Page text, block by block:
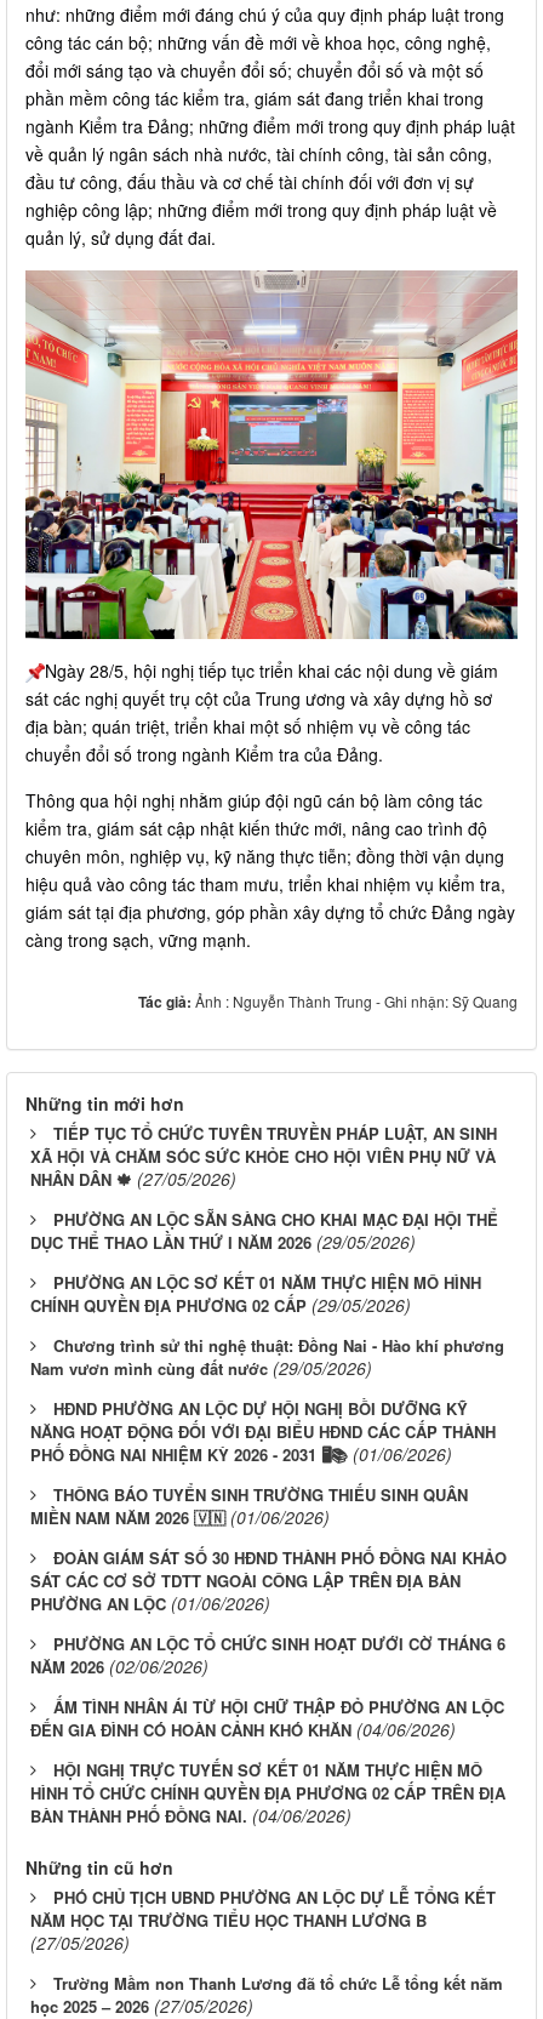
như: những điểm mới đáng chú ý của quy định pháp luật trong
công tác cán bộ; những vấn đề mới về khoa học, công nghệ,
đổi mới sáng tạo và chuyển đổi số; chuyển đổi số và một số
phần mềm công tác kiểm tra, giám sát đang triển khai trong
ngành Kiểm tra Đảng; những điểm mới trong quy định pháp luật
về quản lý ngân sách nhà nước, tài chính công, tài sản công,
đầu tư công, đấu thầu và cơ chế tài chính đối với đơn vị sự
nghiệp công lập; những điểm mới trong quy định pháp luật về
quản lý, sử dụng đất đai.
Ngày 28/5, hội nghị tiếp tục triển khai các nội dung về giám
sát các nghị quyết trụ cột của Trung ương và xây dựng hồ sơ
địa bàn; quán triệt, triển khai một số nhiệm vụ về công tác
chuyển đổi số trong ngành Kiểm tra của Đảng.
Thông qua hội nghị nhằm giúp đội ngũ cán bộ làm công tác
kiểm tra, giám sát cập nhật kiến thức mới, nâng cao trình độ
chuyên môn, nghiệp vụ, kỹ năng thực tiễn; đồng thời vận dụng
hiệu quả vào công tác tham mưu, triển khai nhiệm vụ kiểm tra,
giám sát tại địa phương, góp phần xây dựng tổ chức Đảng ngày
càng trong sạch, vững mạnh.
Tác giả: Ảnh : Nguyễn Thành Trung - Ghi nhận: Sỹ Quang
Những tin mới hơn
TIẾP TỤC TỔ CHỨC TUYÊN TRUYỀN PHÁP LUẬT, AN SINH
XÃ HỘI VÀ CHĂM SÓC SỨC KHỎE CHO HỘI VIÊN PHỤ NỮ VÀ
NHÂN DÂN 🍁 (27/05/2026)
PHƯỜNG AN LỘC SẴN SÀNG CHO KHAI MẠC ĐẠI HỘI THỂ
DỤC THỂ THAO LẦN THỨ I NĂM 2026 (29/05/2026)
PHƯỜNG AN LỘC SƠ KẾT 01 NĂM THỰC HIỆN MÔ HÌNH
CHÍNH QUYỀN ĐỊA PHƯƠNG 02 CẤP (29/05/2026)
Chương trình sử thi nghệ thuật: Đồng Nai - Hào khí phương
Nam vươn mình cùng đất nước (29/05/2026)
HĐND PHƯỜNG AN LỘC DỰ HỘI NGHỊ BỒI DƯỠNG KỸ
NĂNG HOẠT ĐỘNG ĐỐI VỚI ĐẠI BIỂU HĐND CÁC CẤP THÀNH
PHỐ ĐỒNG NAI NHIỆM KỲ 2026 - 2031 🖥️📚 (01/06/2026)
THÔNG BÁO TUYỂN SINH TRƯỜNG THIẾU SINH QUÂN
MIỀN NAM NĂM 2026 🇻🇳 (01/06/2026)
ĐOÀN GIÁM SÁT SỐ 30 HĐND THÀNH PHỐ ĐỒNG NAI KHẢO
SÁT CÁC CƠ SỞ TDTT NGOÀI CÔNG LẬP TRÊN ĐỊA BÀN
PHƯỜNG AN LỘC (01/06/2026)
PHƯỜNG AN LỘC TỔ CHỨC SINH HOẠT DƯỚI CỜ THÁNG 6
NĂM 2026 (02/06/2026)
ẤM TÌNH NHÂN ÁI TỪ HỘI CHỮ THẬP ĐỎ PHƯỜNG AN LỘC
ĐẾN GIA ĐÌNH CÓ HOÀN CẢNH KHÓ KHĂN (04/06/2026)
HỘI NGHỊ TRỰC TUYẾN SƠ KẾT 01 NĂM THỰC HIỆN MÔ
HÌNH TỔ CHỨC CHÍNH QUYỀN ĐỊA PHƯƠNG 02 CẤP TRÊN ĐỊA
BÀN THÀNH PHỐ ĐỒNG NAI. (04/06/2026)
Những tin cũ hơn
PHÓ CHỦ TỊCH UBND PHƯỜNG AN LỘC DỰ LỄ TỔNG KẾT
NĂM HỌC TẠI TRƯỜNG TIỂU HỌC THANH LƯƠNG B
(27/05/2026)
Trường Mầm non Thanh Lương đã tổ chức Lễ tổng kết năm
học 2025 – 2026 (27/05/2026)